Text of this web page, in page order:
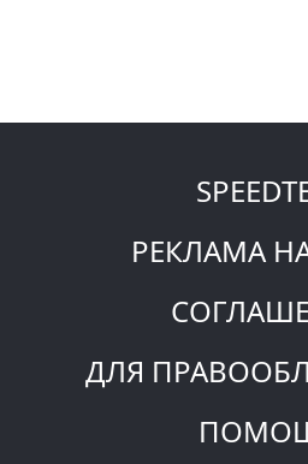
РЕКЛАМА
ДЛЯ